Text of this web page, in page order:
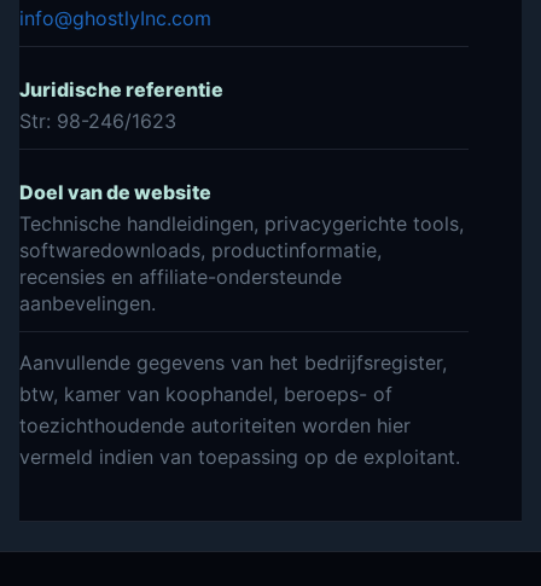
info@ghostlyInc.com
Juridische referentie
Str: 98-246/1623
Doel van de website
Technische handleidingen, privacygerichte tools,
softwaredownloads, productinformatie,
recensies en affiliate-ondersteunde
aanbevelingen.
Aanvullende gegevens van het bedrijfsregister,
btw, kamer van koophandel, beroeps- of
toezichthoudende autoriteiten worden hier
vermeld indien van toepassing op de exploitant.